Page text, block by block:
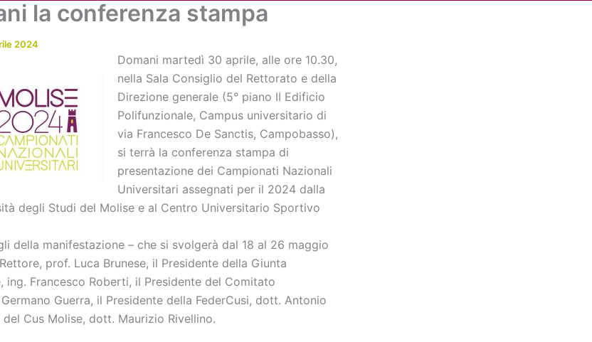
la conferenza stampa
2024
Domani martedì 30 aprile, alle ore 10.30,
nella Sala Consiglio del Rettorato e della
Direzione generale (5° piano II Edificio
Polifunzionale, Campus universitario di
via Francesco De Sanctis, Campobasso),
si terrà la conferenza stampa di
presentazione dei Campionati Nazionali
Universitari assegnati per il 2024 dalla
degli Studi del Molise e al Centro Universitario Sportivo
della manifestazione – che si svolgerà dal 18 al 26 maggio
prof. Luca Brunese, il Presidente della Giunta
ing. Francesco Roberti, il Presidente del Comitato
Guerra, il Presidente della FederCusi, dott. Antonio
Cus Molise, dott. Maurizio Rivellino.